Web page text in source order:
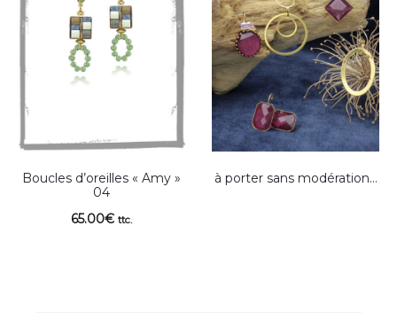
Boucles d’oreilles « Amy »
04
65.00€ ttc.
à porter sans modération…